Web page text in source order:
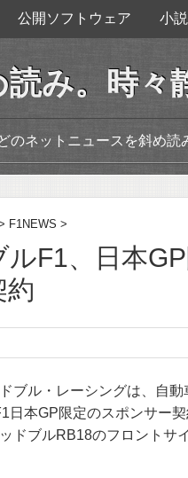
公開ソフトウェア 小
み。時々
のネットニュースを斜め読
F1NEWS >
ルF1、日本
約
ブル・レーシングは、自
日本GP限定のスポンサー
ドブルRB18のフロントサ